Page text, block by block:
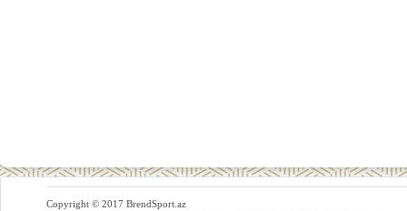
Copyright © 2017 BrendSport.az